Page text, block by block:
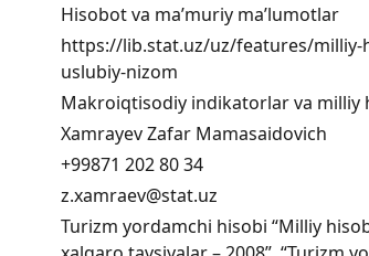
Hisobot va ma’muriy ma’lumotlar
https://lib.stat.uz/uz/features/milliy-
uslubiy-nizom
Makroiqtisodiy indikatorlar va milliy
Xamrayev Zafar Mamasaidovich
+99871 202 80 34
z.xamraev@stat.uz
Turizm yordamchi hisobi “Milliy